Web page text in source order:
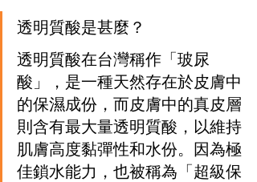
透明質酸是甚麼？
透明質酸在台灣稱作「玻尿
酸」，是一種天然存在於皮膚中
的保濕成份，而皮膚中的真皮層
則含有最大量透明質酸，以維持
肌膚高度黏彈性和水份。因為極
佳鎖水能力，也被稱為「超級保